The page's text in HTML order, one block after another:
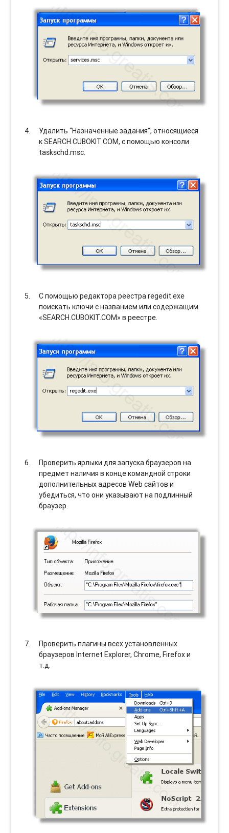
Удалить “Назначенные задания”, относящиеся
к SEARCH.CUBOKIT.COM, с помощью консоли
taskschd.msc.
С помощью редактора реестра regedit.exe
поискать ключи с названием или содержащим
«SEARCH.CUBOKIT.COM» в реестре.
Проверить ярлыки для запуска браузеров на
предмет наличия в конце командной строки
дополнительных адресов Web сайтов и
убедиться, что они указывают на подлинный
браузер.
Проверить плагины всех установленных
браузеров Internet Explorer, Chrome, Firefox и
т.д.